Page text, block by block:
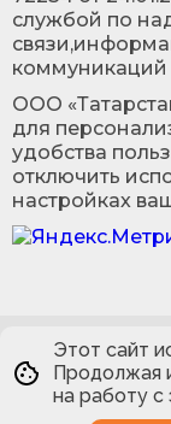
службой по
ООО
для
удобства
отключить
настройках
Этот сайт
Продолжая
на работу с